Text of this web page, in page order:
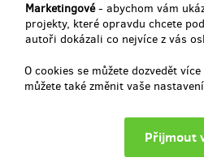
Marketingové- abychom vám
projekty, které opravdu chcete
autoři dokázali co nejvíce z vás
O cookies se můžete dozvedět
můžete také změnit vaše
Najdete nás na